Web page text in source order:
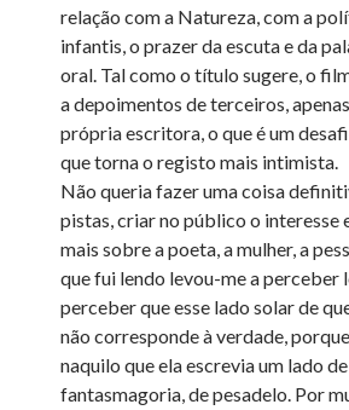
relação com a Natureza, com a
infantis, o prazer da escuta e da
oral. Tal como o título sugere, o
a depoimentos de terceiros,
própria escritora, o que é um
que torna o registo mais intimista.
Não queria fazer uma coisa
pistas, criar no público o interesse
mais sobre a poeta, a mulher, a
que fui lendo levou-me a perceber
perceber que esse lado solar de
não corresponde à verdade,
naquilo que ela escrevia um lado
fantasmagoria, de pesadelo. Por